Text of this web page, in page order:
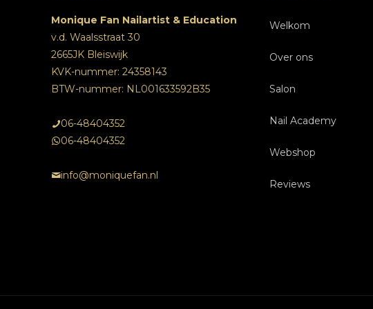
Monique Fan Nailartist & Education
v.d. Waalsstraat 30
2665JK Bleiswijk
KVK-nummer: 24358143
BTW-nummer: NL001633592B35
06-48404352
06-48404352
info@moniquefan.nl
Welkom
Over ons
Salon
Behandelingen
Nagels
Over ons
Tarieven
Nail Academy
Opleidingen Nagels
Inschrijven
Webshop
Opleidingen Nagels
Reviews